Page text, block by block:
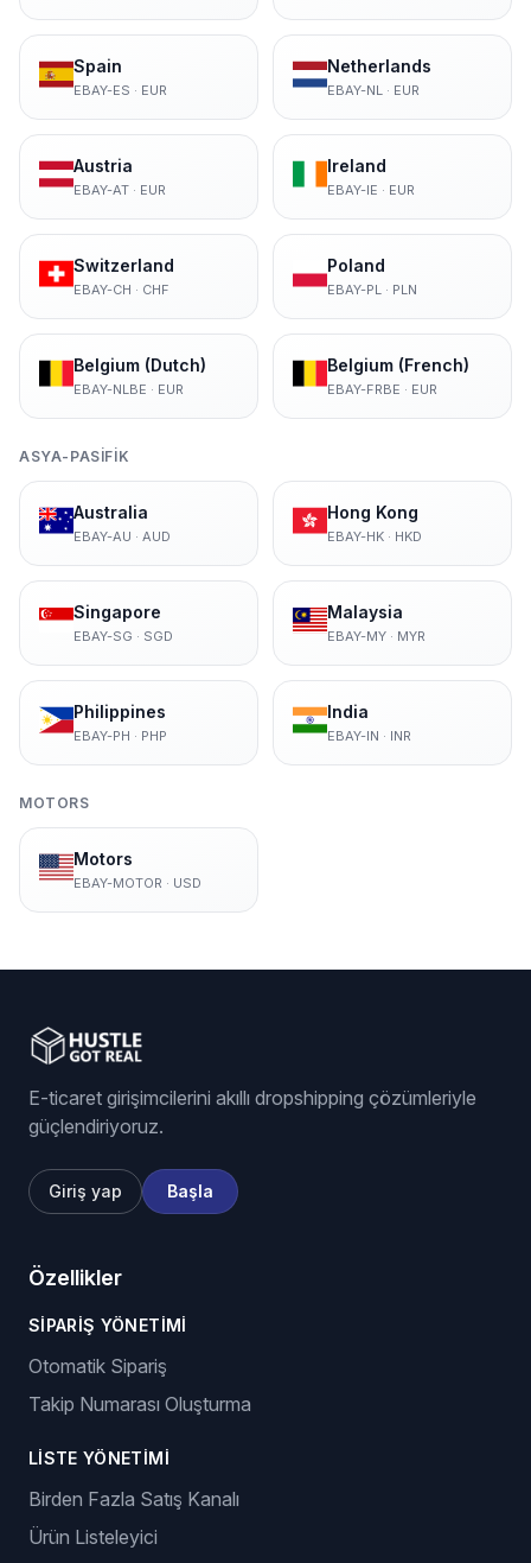
Spain
EBAY-ES · EUR
Netherlands
EBAY-NL· EUR
Austria
EBAY-AT· EUR
Ireland
EBAY-IE · EUR
Switzerland
EBAY-CH · CHF
Poland
EBAY-PL· PLN
Belgium (Dutch)
EBAY-NLBE · EUR
Belgium (French)
EBAY-FRBE · EUR
ASYA-PASIFIK
Australia
EBAY-AU · AUD
Hong Kong
EBAY-HK· HKD
Singapore
EBAY-SG · SGD
Malaysia
EBAY-MY· MYR
Philippines
EBAY-PH · PHP
India
EBAY-IN · INR
MOTORS
Motors
EBAY-MOTOR · USD
E-ticaret girişimcilerini akıllı dropshipping çözümleriyle
güçlendiriyoruz.
Giriş yap Başla
Özellikler
SIPARIŞ YÖNETIMI
Otomatik Sipariş
Takip Numarası Oluşturma
LISTE YÖNETIMI
Birden Fazla Satış Kanalı
Ürün Listeleyici